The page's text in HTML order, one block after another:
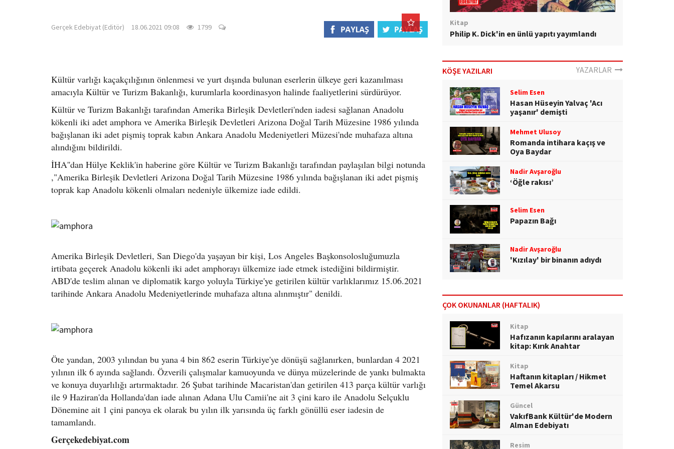
Gerçek Edebiyat (Editör) 18.06.2021 09:08 1799
Kültür varlığı kaçakçılığının önlenmesi ve yurt dışında bulunan eserlerin ülkeye geri kazanılması
amacıyla Kültür ve Turizm Bakanlığı, kurumlarla koordinasyon halinde faaliyetlerini sürdürüyor.
Kültür ve Turizm Bakanlığı tarafından Amerika Birleşik Devletleri'nden iadesi sağlanan Anadolu
kökenli iki adet amphora ve Amerika Birleşik Devletleri Arizona Doğal Tarih Müzesine 1986 yılında
bağışlanan iki adet pişmiş toprak kabın Ankara Anadolu Medeniyetleri Müzesi'nde muhafaza altına
alındığını bildirildi.
İHA''dan Hülye Keklik'in haberine göre Kültür ve Turizm Bakanlığı tarafından paylaşılan bilgi notunda
,"Amerika Birleşik Devletleri Arizona Doğal Tarih Müzesine 1986 yılında bağışlanan iki adet pişmiş
toprak kap Anadolu kökenli olmaları nedeniyle ülkemize iade edildi.
Amerika Birleşik Devletleri, San Diego'da yaşayan bir kişi, Los Angeles Başkonsolosluğumuzla
irtibata geçerek Anadolu kökenli iki adet amphorayı ülkemize iade etmek istediğini bildirmiştir.
ABD'de teslim alınan ve diplomatik kargo yoluyla Türkiye'ye getirilen kültür varlıklarımız 15.06.2021
tarihinde Ankara Anadolu Medeniyetlerinde muhafaza altına alınmıştır" denildi.
Öte yandan, 2003 yılından bu yana 4 bin 862 eserin Türkiye'ye dönüşü sağlanırken, bunlardan 4 2021
yılının ilk 6 ayında sağlandı. Özverili çalışmalar kamuoyunda ve dünya müzelerinde de yankı bulmakta
ve konuya duyarlılığı artırmaktadır. 26 Şubat tarihinde Macaristan'dan getirilen 413 parça kültür varlığı
ile 9 Haziran'da Hollanda'dan iade alınan Adana Ulu Camii'ne ait 3 çini karo ile Anadolu Selçuklu
Dönemine ait 1 çini panoya ek olarak bu yılın ilk yarısında üç farklı gönüllü eser iadesin de
tamamlandı.
Gerçekedebiyat.com
Kitap
Philip K. Dick'in en ünlü yapıtı yayımlandı
KÖŞE YAZILARI YAZARLAR
Selim Esen
Hasan Hüseyin Yalvaç 'Acı
yaşanır' demişti
Mehmet Ulusoy
Romanda intihara kaçış ve
Oya Baydar
Nadir Avşaroğlu
‘Öğle rakısı’
Selim Esen
Papazın Bağı
Nadir Avşaroğlu
'Kızılay' bir binanın adıydı
ÇOK OKUNANLAR (HAFTALIK)
Kitap
Hafızanın kapılarını aralayan
kitap: Kırık Anahtar
Kitap
Haftanın kitapları / Hikmet
Temel Akarsu
Güncel
VakıfBank Kültür'de Modern
Alman Edebiyatı
Resim